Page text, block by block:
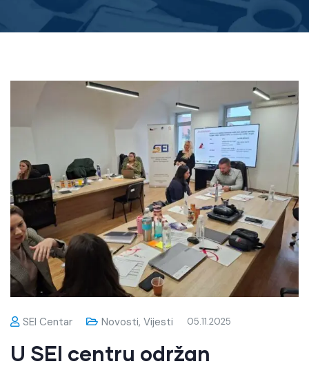
SEI Centar Novosti, Vijesti 05.11.2025
U SEI centru održan